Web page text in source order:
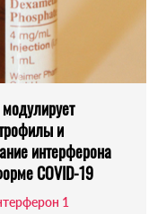
и
интерферона
COVID-19
1